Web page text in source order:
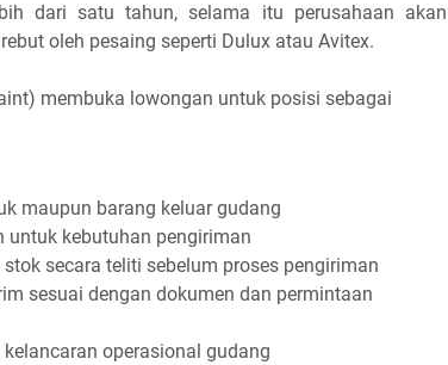
dari satu tahun, selama itu perusahaan akan
oleh pesaing seperti Dulux atau Avitex.
membuka lowongan untuk posisi sebagai
maupun barang keluar gudang
untuk kebutuhan pengiriman
secara teliti sebelum proses pengiriman
sesuai dengan dokumen dan permintaan
operasional gudang